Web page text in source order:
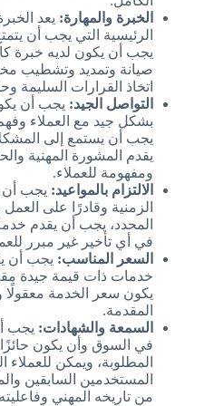
الخبرة والمهارة: يعد
الرئيسية التي يجب أن
يجب أن يكون لديه خبرة
صيانة وتمديد وتشطيب
اتخاذ القرارات السليمة
التواصل الجيد: يجب أن
بشكل جيد مع العملاء
يجب أن يستمع إلى
يقدم المشورة المهنية
ومفهومة للعملاء.
الالتزام بالمواعيد: يجب أن
الزمنية وقادرًا على
المحدد، يجب أن يقدم
في أي تأخير غير مبرر
السعر المناسب: يجب أن
خدمات ذات قيمة جيدة
يكون سعر الخدمة معقولًا
المقدمة.
السمعة والشهادات: يجب
في السوق وأن يكون حائزًا
المطلوبة، ويمكن
المستخدمين السابقين
من تاريخه المهني